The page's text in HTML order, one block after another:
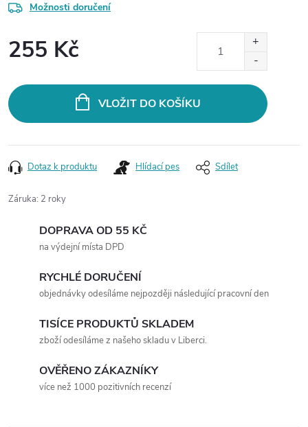
Možnosti doručení
255 Kč
VLOŽIT DO KOŠÍKU
Dotaz k produktu Hlídací pes Sdílet
Záruka: 2 roky
DOPRAVA OD 55 KČ
na výdejní místa DPD
RYCHLÉ DORUČENÍ
objednávky odesíláme nejpozději následující pracovní den
TISÍCE PRODUKTŮ SKLADEM
zboží odesíláme z našeho skladu v Liberci.
OVĚŘENO ZÁKAZNÍKY
více než 1000 pozitivních recenzí